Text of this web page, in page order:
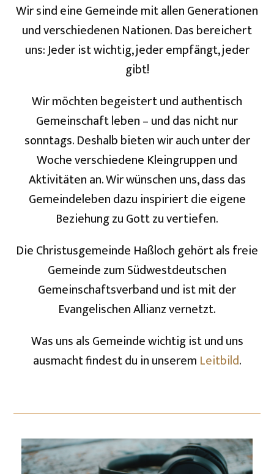
Wir sind eine Gemeinde mit allen Generationen
und verschiedenen Nationen. Das bereichert
uns: Jeder ist wichtig, jeder empfängt, jeder
gibt!
Wir möchten begeistert und authentisch
Gemeinschaft leben – und das nicht nur
sonntags. Deshalb bieten wir auch unter der
Woche verschiedene Kleingruppen und
Aktivitäten an. Wir wünschen uns, dass das
Gemeindeleben dazu inspiriert die eigene
Beziehung zu Gott zu vertiefen.
Die Christusgemeinde Haßloch gehört als freie
Gemeinde zum Südwestdeutschen
Gemeinschaftsverband und ist mit der
Evangelischen Allianz vernetzt.
Was uns als Gemeinde wichtig ist und uns
ausmacht findest du in unserem Leitbild.